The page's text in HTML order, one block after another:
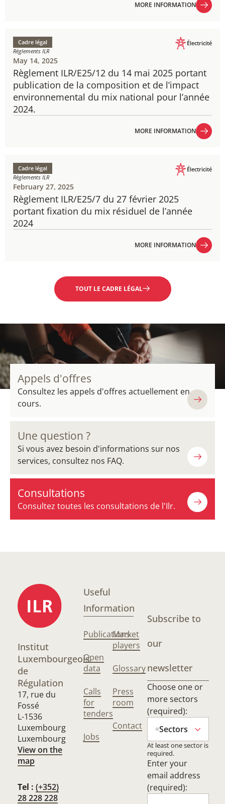
MORE INFORMATION
Règlement ILR/E25/12 du 14 mai 2025 portant
publication de la composition et de l’impact
environnemental du mix national pour l’année
2024.
Cadre légal
Règlements ILR
Électricité
May 14, 2025
MORE INFORMATION
Règlement ILR/E25/7 du 27 février 2025
portant fixation du mix résiduel de l’année
2024
Cadre légal
Règlements ILR
Électricité
February 27, 2025
MORE INFORMATION
TOUT LE CADRE LÉGAL
Appels d'offres
Consultez les appels d'offres actuellement en
cours.
Une question ?
Si vous avez besoin d'informations sur nos
services, consultez nos FAQ.
Consultations
Consultez toutes les consultations de l'Ilr.
Institut
Luxembourgeois
de
Régulation
17, rue du
Fossé
L-1536
Luxembourg
Luxembourg
View on the
map
Tel : (+352)
28 228 228
Useful
Information
Publications
Open
data
Calls
for
tenders
Jobs
Market
players
Glossary
Press
room
Contact
Subscribe to
our
newsletter
Choose one or
more sectors
(required):
Sectors
At least one sector is
required.
Enter your
email address
(required):